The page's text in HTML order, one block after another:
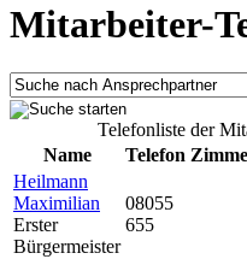
Mitarbeiter-
Telefonliste der
Name
Telefon
Heilmann
Maximilian
Erster
Bürgermeister
08055
655